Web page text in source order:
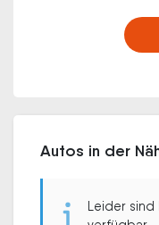
Autos in der
Leider sind